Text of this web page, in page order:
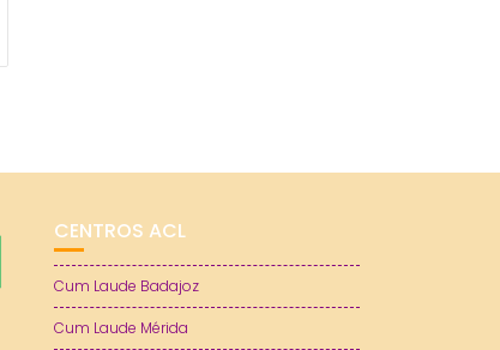
CENTROS ACL
Cum Laude Badajoz
Cum Laude Mérida